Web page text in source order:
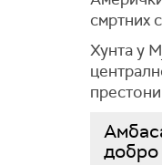
смртних
Хунта у
добро